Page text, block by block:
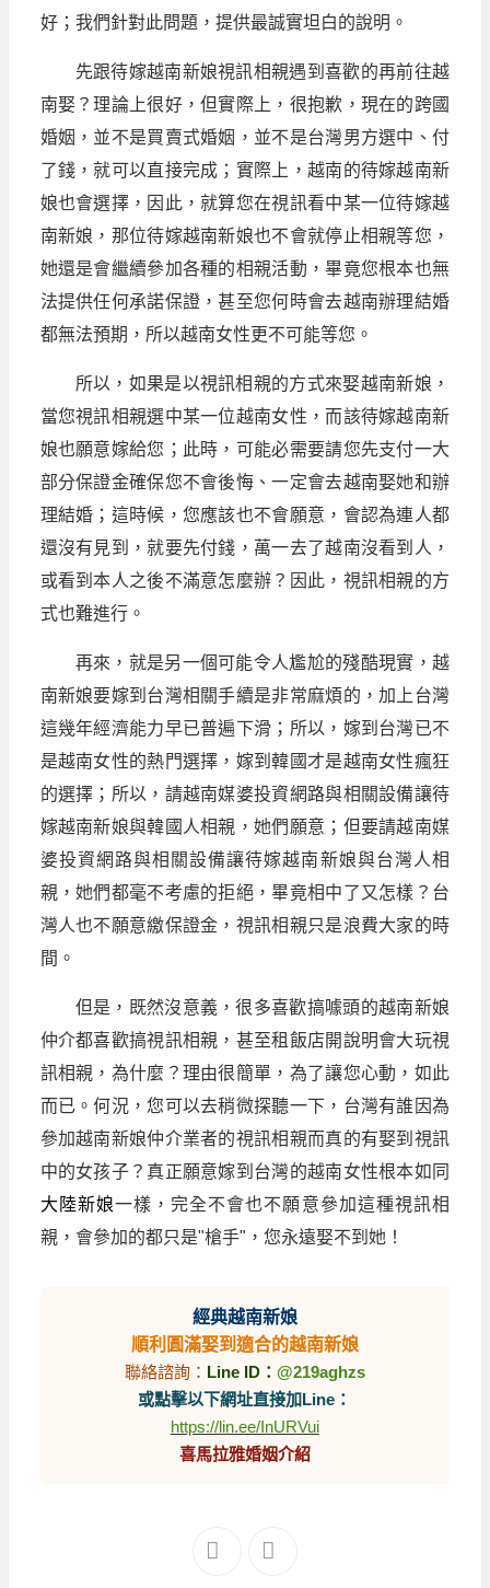
好；我們針對此問題，提供最誠實坦白的說明。
先跟待嫁越南新娘視訊相親遇到喜歡的再前往越
南娶？理論上很好，但實際上，很抱歉，現在的跨國
婚姻，並不是買賣式婚姻，並不是台灣男方選中、付
了錢，就可以直接完成；實際上，越南的待嫁越南新
娘也會選擇，因此，就算您在視訊看中某一位待嫁越
南新娘，那位待嫁越南新娘也不會就停止相親等您，
她還是會繼續參加各種的相親活動，畢竟您根本也無
法提供任何承諾保證，甚至您何時會去越南辦理結婚
都無法預期，所以越南女性更不可能等您。
所以，如果是以視訊相親的方式來娶越南新娘，
當您視訊相親選中某一位越南女性，而該待嫁越南新
娘也願意嫁給您；此時，可能必需要請您先支付一大
部分保證金確保您不會後悔、一定會去越南娶她和辦
理結婚；這時候，您應該也不會願意，會認為連人都
還沒有見到，就要先付錢，萬一去了越南沒看到人，
或看到本人之後不滿意怎麼辦？因此，視訊相親的方
式也難進行。
再來，就是另一個可能令人尷尬的殘酷現實，越
南新娘要嫁到台灣相關手續是非常麻煩的，加上台灣
這幾年經濟能力早已普遍下滑；所以，嫁到台灣已不
是越南女性的熱門選擇，嫁到韓國才是越南女性瘋狂
的選擇；所以，請越南媒婆投資網路與相關設備讓待
嫁越南新娘與韓國人相親，她們願意；但要請越南媒
婆投資網路與相關設備讓待嫁越南新娘與台灣人相
親，她們都毫不考慮的拒絕，畢竟相中了又怎樣？台
灣人也不願意繳保證金，視訊相親只是浪費大家的時
間。
但是，既然沒意義，很多喜歡搞噱頭的越南新娘
仲介都喜歡搞視訊相親，甚至租飯店開說明會大玩視
訊相親，為什麼？理由很簡單，為了讓您心動，如此
而已。何況，您可以去稍微探聽一下，台灣有誰因為
參加越南新娘仲介業者的視訊相親而真的有娶到視訊
中的女孩子？真正願意嫁到台灣的越南女性根本如同
大陸新娘一樣，完全不會也不願意參加這種視訊相
親，會參加的都只是"槍手"，您永遠娶不到她！
經典越南新娘
順利圓滿娶到適合的越南新娘
聯絡諮詢： Line ID： @219aghzs
或點擊以下網址直接加Line：
https://lin.ee/InURVui
喜馬拉雅婚姻介紹